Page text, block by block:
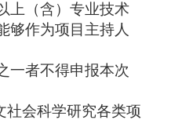
上（含）专业技术
够作为项目主持人
者不得申报本次
社会科学研究各类项